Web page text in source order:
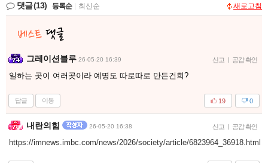
댓글(13) 등록순 최신순 새로고침
그레이션블루 26-05-20 16:39 신고 | 공감 확인
일하는 곳이 여러곳이라 예명도 따로따로 만든건희?
답글 이동 0
19
내란의힘 26-05-20 16:38 신고 | 공감 확인
https://imnews.imbc.com/news/2026/society/article/6823964_36918.html